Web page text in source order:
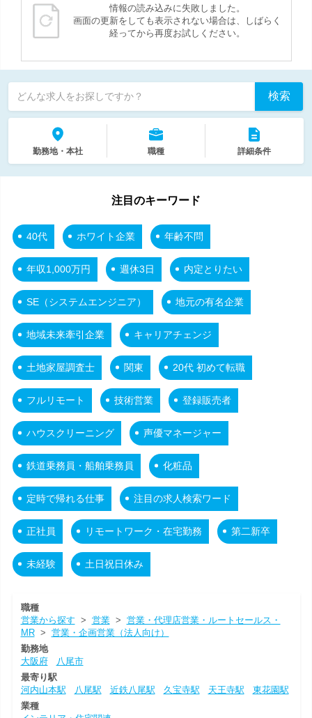
情報の読み込みに失敗しました。
画面の更新をしても表示されない場合は、しばらく
経ってから再度お試しください。
どんな求人をお探しですか？ 検索
勤務地・本社 職種 詳細条件
注目のキーワード
40代 ホワイト企業 年齢不問
年収1,000万円 週休3日 内定とりたい
SE（システムエンジニア） 地元の有名企業
地域未来牽引企業 キャリアチェンジ
土地家屋調査士 関東 20代 初めて転職
フルリモート 技術営業 登録販売者
ハウスクリーニング 声優マネージャー
鉄道乗務員・船舶乗務員 化粧品
定時で帰れる仕事 注目の求人検索ワード
正社員 リモートワーク・在宅勤務 第二新卒
未経験 土日祝日休み
職種
営業から探す > 営業> 営業・代理店営業・ルートセールス・
MR> 営業・企画営業（法人向け）
勤務地
大阪府
八尾市
最寄り駅
河内山本駅
八尾駅 近鉄八尾駅 久宝寺駅 天王寺駅
東花園駅
業種